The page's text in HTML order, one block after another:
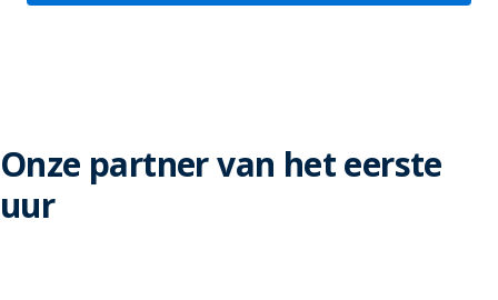
Onze partner van het eerste
uur